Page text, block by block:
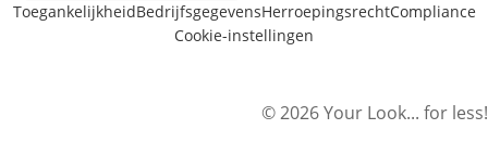
ToegankelijkheidBedrijfsgegevensHerroepingsrechtCompliance
Cookie-instellingen
© 2026 Your Look... for less!